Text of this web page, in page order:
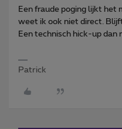
Een fraude poging lijkt het
weet ik ook niet direct.
Een technisch hick-up dan
Patrick